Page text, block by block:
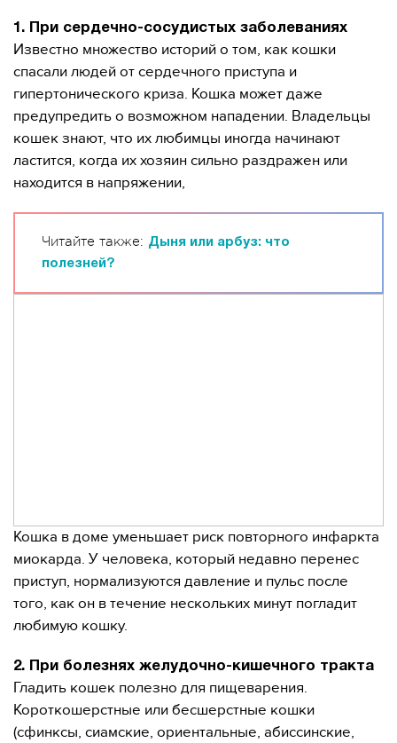
1. При сердечно-сосудистых заболеваниях
Известно множество историй о том, как кошки
спасали людей от сердечного приступа и
гипертонического криза. Кошка может даже
предупредить о возможном нападении. Владельцы
кошек знают, что их любимцы иногда начинают
ластится, когда их хозяин сильно раздражен или
находится в напряжении,
Читайте также: Дыня или арбуз: что
полезней?
Кошка в доме уменьшает риск повторного инфаркта
миокарда. У человека, который недавно перенес
приступ, нормализуются давление и пульс после
того, как он в течение нескольких минут погладит
любимую кошку.
2. При болезнях желудочно-кишечного тракта
Гладить кошек полезно для пищеварения.
Короткошерстные или бесшерстные кошки
(сфинксы, сиамские, ориентальные, абиссинские,